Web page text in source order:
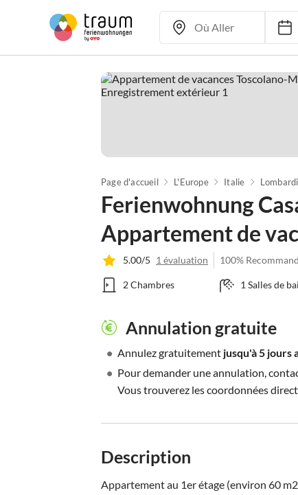
Page d'accueil L'Europe Italie
Ferienwohnung
Appartement de
5.00/5 1 évaluation 100%
2 Chambres 1 Salles de
Annulation gratuite
• Annulez gratuitement jusqu'à 5 jours
• Pour demander une annulation,
Vous trouverez les coordonnées
Description
Appartement au 1er étage (environ 60